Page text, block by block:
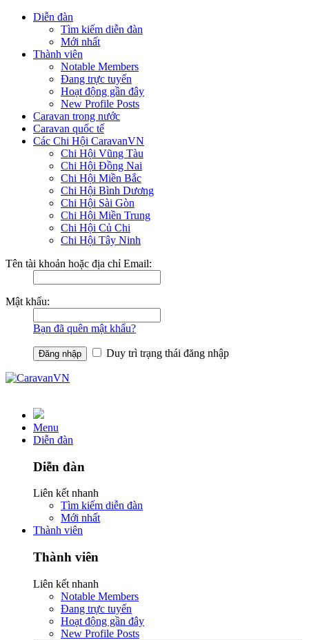
Diễn đàn
Tìm kiếm diễn đàn
Mới nhất
Thành viên
Notable Members
Đang trực tuyến
Hoạt động gần đây
New Profile Posts
Caravan trong nước
Caravan quốc tế
Các Chi Hội CaravanVN
Chi Hội Vũng Tàu
Chi Hội Đồng Nai
Chi Hội Miền Bắc
Chi Hội Bình Dương
Chi Hội Sài Gòn
Chi Hội Miền Trung
Chi Hội Củ Chi
Chi Hội Tây Ninh
Tên tài khoản hoặc địa chỉ Email:
Mật khẩu:
Bạn đã quên mật khẩu?
Duy trì trạng thái đăng nhập
Menu
Diễn đàn
Diễn đàn
Liên kết nhanh
Tìm kiếm diễn đàn
Mới nhất
Thành viên
Thành viên
Liên kết nhanh
Notable Members
Đang trực tuyến
Hoạt động gần đây
New Profile Posts